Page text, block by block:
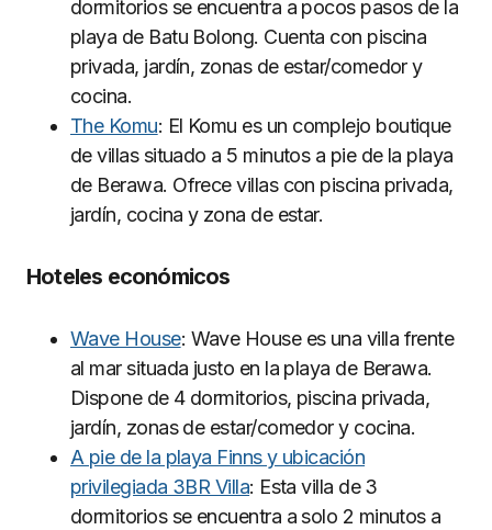
dormitorios se encuentra a pocos pasos de la
playa de Batu Bolong. Cuenta con piscina
privada, jardín, zonas de estar/comedor y
cocina.
The Komu: El Komu es un complejo boutique
de villas situado a 5 minutos a pie de la playa
de Berawa. Ofrece villas con piscina privada,
jardín, cocina y zona de estar.
Hoteles económicos
Wave House: Wave House es una villa frente
al mar situada justo en la playa de Berawa.
Dispone de 4 dormitorios, piscina privada,
jardín, zonas de estar/comedor y cocina.
A pie de la playa Finns y ubicación
privilegiada 3BR Villa: Esta villa de 3
dormitorios se encuentra a solo 2 minutos a